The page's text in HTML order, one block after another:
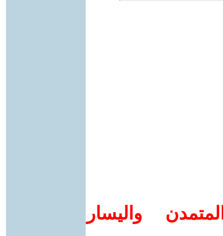
واليسار